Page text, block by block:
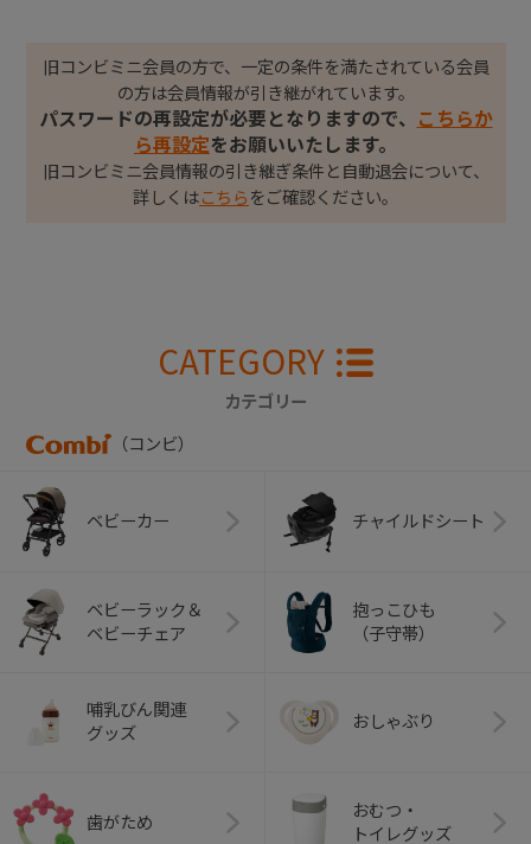
旧コンビミニ会員の方で、一定の条件を満たされている会員
の方は会員情報が引き継がれています。
パスワードの再設定が必要となりますので、
こちらか
ら再設定をお願いいたします。
旧コンビミニ会員情報の引き継ぎ条件と自動退会について、
詳しくはこちら をご確認ください。
CATEGORY
カテゴリー
（コンビ）
ベビーカー チャイルドシート
ベビーラック＆
ベビーチェア
抱っこひも
（子守帯）
哺乳びん関連
グッズ
おしゃぶり
歯がため
おむつ・
トイレグッズ